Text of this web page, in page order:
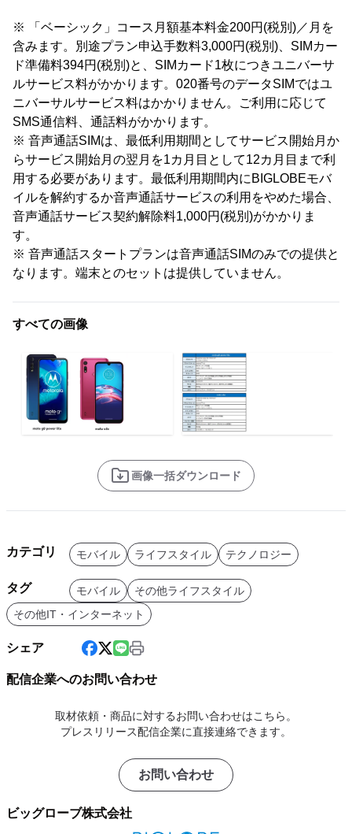
※ 「ベーシック」コース月額基本料金200円(税別)／月を
含みます。別途プラン申込手数料3,000円(税別)、SIMカー
ド準備料394円(税別)と、SIMカード1枚につきユニバーサ
ルサービス料がかかります。020番号のデータSIMではユ
ニバーサルサービス料はかかりません。ご利用に応じて
SMS通信料、通話料がかかります。
※ 音声通話SIMは、最低利用期間としてサービス開始月か
らサービス開始月の翌月を1カ月目として12カ月目まで利
用する必要があります。最低利用期間内にBIGLOBEモバ
イルを解約するか音声通話サービスの利用をやめた場合、
音声通話サービス契約解除料1,000円(税別)がかかりま
す。
※ 音声通話スタートプランは音声通話SIMのみでの提供と
なります。端末とのセットは提供していません。
すべての画像
画像一括ダウンロード
カテゴリ モバイル ライフスタイル テクノロジー
タグ モバイル
その他ライフスタイル
その他IT・インターネット
シェア
配信企業へのお問い合わせ
取材依頼・商品に対するお問い合わせはこちら。
プレスリリース配信企業に直接連絡できます。
お問い合わせ
ビッグローブ株式会社